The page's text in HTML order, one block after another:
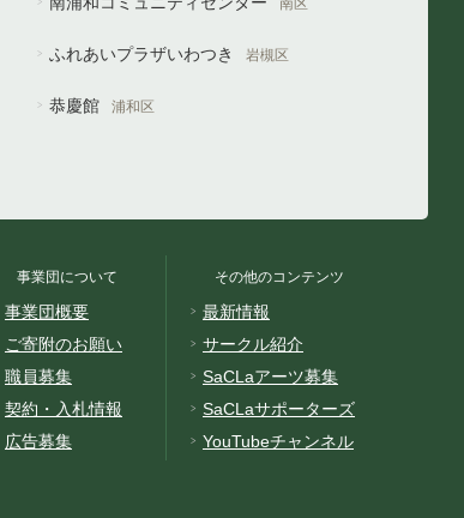
ふれあいプラザいわつき 岩槻区
恭慶館 浦和区
事業団について
事業団概要
ご寄附のお願い
職員募集
契約・入札情報
広告募集
その他のコンテンツ
最新情報
サークル紹介
SaCLaアーツ募集
SaCLaサポーターズ
YouTubeチャンネル